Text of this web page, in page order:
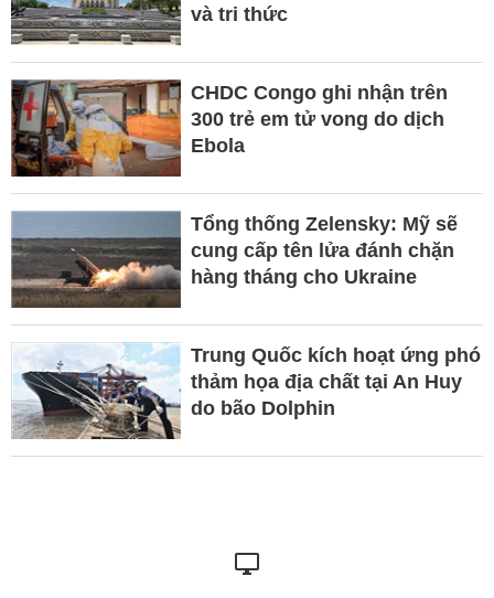
và tri thức
CHDC Congo ghi nhận trên
300 trẻ em tử vong do dịch
Ebola
Tổng thống Zelensky: Mỹ sẽ
cung cấp tên lửa đánh chặn
hàng tháng cho Ukraine
Trung Quốc kích hoạt ứng phó
thảm họa địa chất tại An Huy
do bão Dolphin